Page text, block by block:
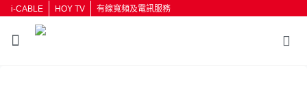
i-CABLE HOY TV 有線寬頻及電訊服務